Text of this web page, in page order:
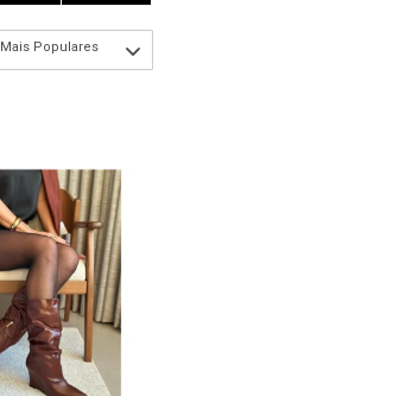
Mais Populares